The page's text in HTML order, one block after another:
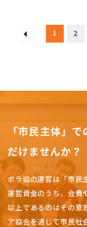
1 2
「市民主体」
だけませんか？
ボラ協の運営は「市民
運営資金のうち、会費
以上であるのはその意
ア協会を通じて市民社